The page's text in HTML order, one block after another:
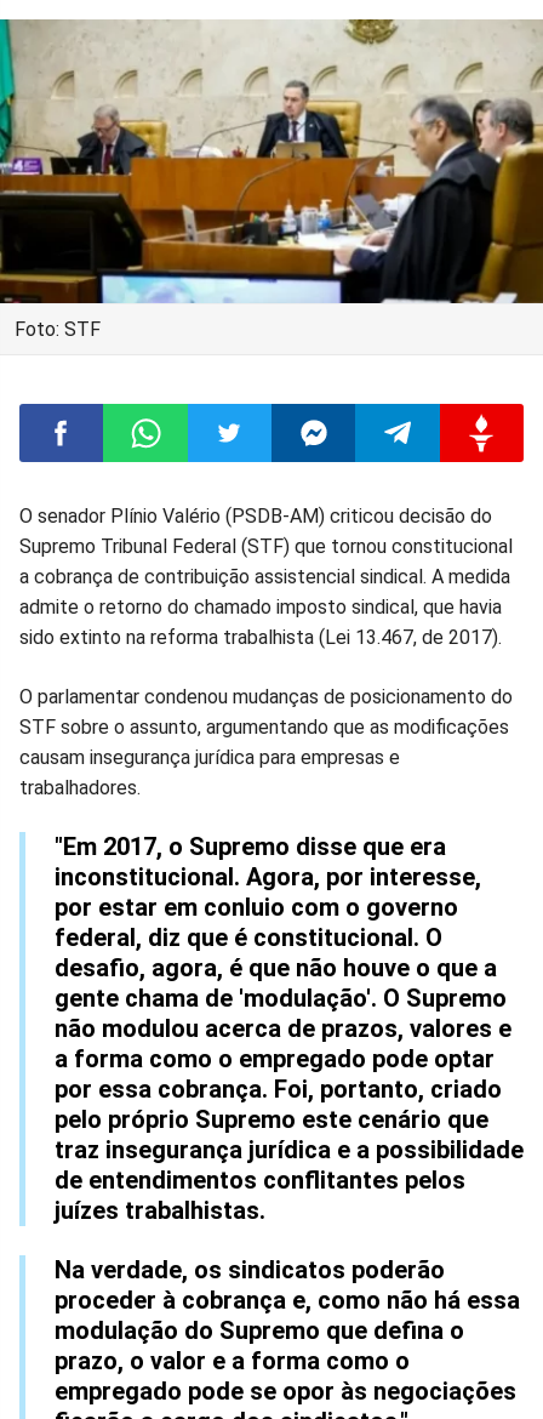
Foto: STF
Compartilhar
no
Facebook
Compartilhar
no
Whatsapp
Compartilhar
no
Twitter
Compartilhar
no
Messenger
Compartilhar
no
Telegram
no
Gettr
O senador Plínio Valério (PSDB-AM) criticou decisão do
Supremo Tribunal Federal (STF) que tornou constitucional
a cobrança de contribuição assistencial sindical. A medida
admite o retorno do chamado imposto sindical, que havia
sido extinto na reforma trabalhista (Lei 13.467, de 2017).
O parlamentar condenou mudanças de posicionamento do
STF sobre o assunto, argumentando que as modificações
causam insegurança jurídica para empresas e
trabalhadores.
"Em 2017, o Supremo disse que era
inconstitucional. Agora, por interesse,
por estar em conluio com o governo
federal, diz que é constitucional. O
desafio, agora, é que não houve o que a
gente chama de 'modulação'. O Supremo
não modulou acerca de prazos, valores e
a forma como o empregado pode optar
por essa cobrança. Foi, portanto, criado
pelo próprio Supremo este cenário que
traz insegurança jurídica e a possibilidade
de entendimentos conflitantes pelos
juízes trabalhistas.
Na verdade, os sindicatos poderão
proceder à cobrança e, como não há essa
modulação do Supremo que defina o
prazo, o valor e a forma como o
empregado pode se opor às negociações